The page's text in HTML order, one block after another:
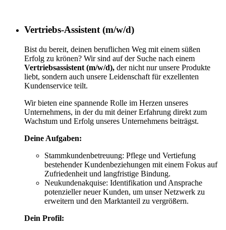
Vertriebs-Assistent (m/w/d)
Bist du bereit, deinen beruflichen Weg mit einem süßen
Erfolg zu krönen? Wir sind auf der Suche nach einem
Vertriebsassistent (m/w/d), der nicht nur unsere Produkte
liebt, sondern auch unsere Leidenschaft für exzellenten
Kundenservice teilt.
Wir bieten eine spannende Rolle im Herzen unseres
Unternehmens, in der du mit deiner Erfahrung direkt zum
Wachstum und Erfolg unseres Unternehmens beiträgst.
Deine Aufgaben:
Stammkundenbetreuung: Pflege und Vertiefung
bestehender Kundenbeziehungen mit einem Fokus auf
Zufriedenheit und langfristige Bindung.
Neukundenakquise: Identifikation und Ansprache
potenzieller neuer Kunden, um unser Netzwerk zu
erweitern und den Marktanteil zu vergrößern.
Dein Profil: